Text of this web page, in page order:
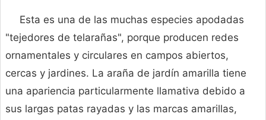
Esta es una de las muchas especies apodadas
"tejedores de telarañas", porque producen redes
ornamentales y circulares en campos abiertos,
cercas y jardines. La araña de jardín amarilla tiene
una apariencia particularmente llamativa debido a
sus largas patas rayadas y las marcas amarillas,